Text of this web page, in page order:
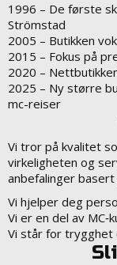
1996 – De første
Strömstad
2005 – Butikken
2015 – Fokus på
2020 –
2025 – Ny større
mc-reiser
Vi tror på kvalitet
virkeligheten og
anbefalinger
Vi hjelper deg
Vi er en del av
Vi står for trygghet